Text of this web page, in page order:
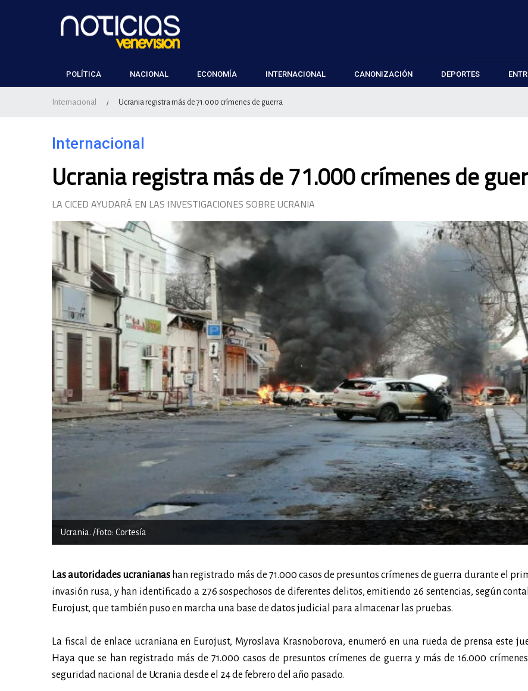
POLÍTICA NACIONAL ECONOMÍA INTERNACIONAL CANONIZACIÓN DEPORTES
Internacional / Ucrania registra más de 71.000 crímenes de guerra
Internacional
Ucrania registra más de 71.000 crímenes de
LA CICED AYUDARÁ EN LAS INVESTIGACIONES SOBRE UCRANIA
Ucrania. /Foto: Cortesía
Las autoridades ucranianas han registrado más de 71.000 casos de presuntos crímenes de guerra durante el
invasión rusa, y han identificado a 276 sospechosos de diferentes delitos, emitiendo 26 sentencias, según
Eurojust, que también puso en marcha una base de datos judicial para almacenar las pruebas.
La fiscal de enlace ucraniana en Eurojust, Myroslava Krasnoborova, enumeró en una rueda de prensa este
Haya que se han registrado más de 71.000 casos de presuntos crímenes de guerra y más de 16.000
seguridad nacional de Ucrania desde el 24 de febrero del año pasado.